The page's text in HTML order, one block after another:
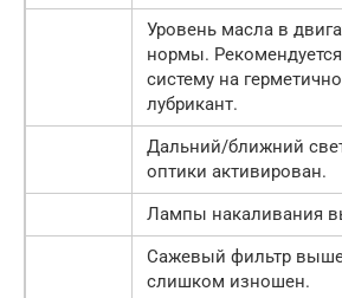
Уровень масла в
нормы.
систему на
лубрикант.
Дальний/ближний
оптики активирован.
Лампы накаливания
Сажевый фильтр
слишком изношен.